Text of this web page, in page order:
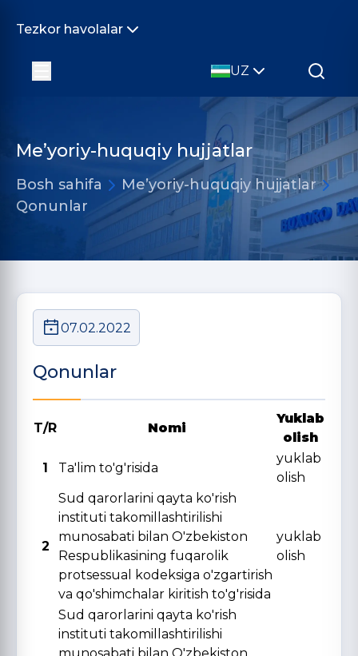
Tezkor havolalar
UZ
Me’yoriy-huquqiy hujjatlar
Bosh sahifa
Me’yoriy-huquqiy hujjatlar
Qonunlar
07.02.2022
Qonunlar
T/R Nomi
Yuklab
olish
1
Ta'lim to'g'risida
yuklab
olish
2
Sud qarorlarini qayta ko'rish
instituti takomillashtirilishi
munosabati bilan O'zbekiston
Respublikasining fuqarolik
protsessual kodeksiga o'zgartirish
va qo'shimchalar kiritish to'g'risida
yuklab
olish
Sud qarorlarini qayta ko'rish
instituti takomillashtirilishi